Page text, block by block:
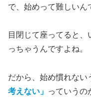
で、始めって難しいん
目閉じて座ってると、
っちゃうんですよね。
だから、始め慣れない
考えない」 っていうの